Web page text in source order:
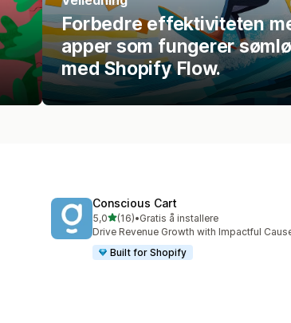
Forbedre effektiviteten
apper som fungerer
med Shopify Flow.
Conscious Cart
5,0av 5 stjerner
(16)
Totalt 16 omtaler
•Gratis å installere
Drive Revenue Growth with Impactful
Built for Shopify